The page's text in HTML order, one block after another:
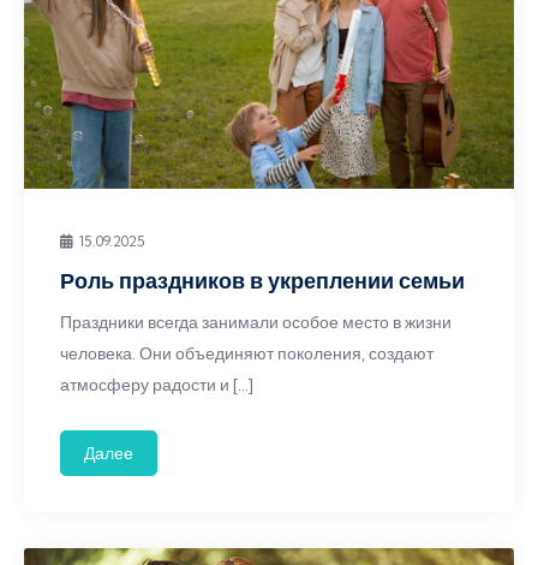
15.09.2025
Роль праздников в укреплении семьи
Праздники всегда занимали особое место в жизни
человека. Они объединяют поколения, создают
атмосферу радости и […]
Далее